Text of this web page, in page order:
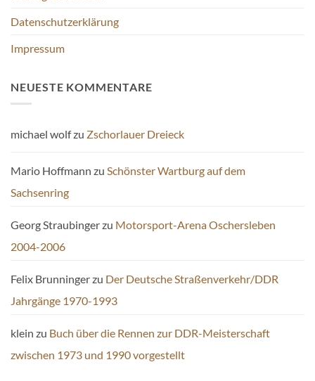
Datenschutzerklärung
Impressum
NEUESTE KOMMENTARE
michael wolfzu Zschorlauer Dreieck
Mario Hoffmann zu Schönster Wartburg auf dem
Sachsenring
Georg Straubingerzu Motorsport-Arena Oschersleben
2004-2006
Felix Brunningerzu Der Deutsche Straßenverkehr/DDR
Jahrgänge 1970-1993
klein zu Buch über die Rennen zur DDR-Meisterschaft
zwischen 1973 und 1990 vorgestellt